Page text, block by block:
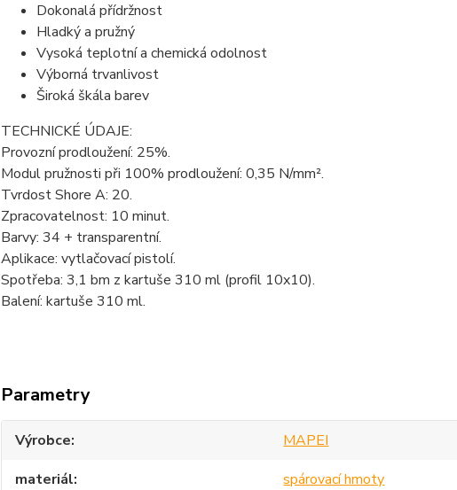
Dokonalá přídržnost
Hladký a pružný
Vysoká teplotní a chemická odolnost
Výborná trvanlivost
Široká škála barev
TECHNICKÉ ÚDAJE:
Provozní prodloužení: 25%.
Modul pružnosti při 100% prodloužení: 0,35 N/mm².
Tvrdost Shore A: 20.
Zpracovatelnost: 10 minut.
Barvy: 34 + transparentní.
Aplikace: vytlačovací pistolí.
Spotřeba: 3,1 bm z kartuše 310 ml (profil 10x10).
Balení: kartuše 310 ml.
Parametry
Výrobce
MAPEI
materiál
spárovací hmoty